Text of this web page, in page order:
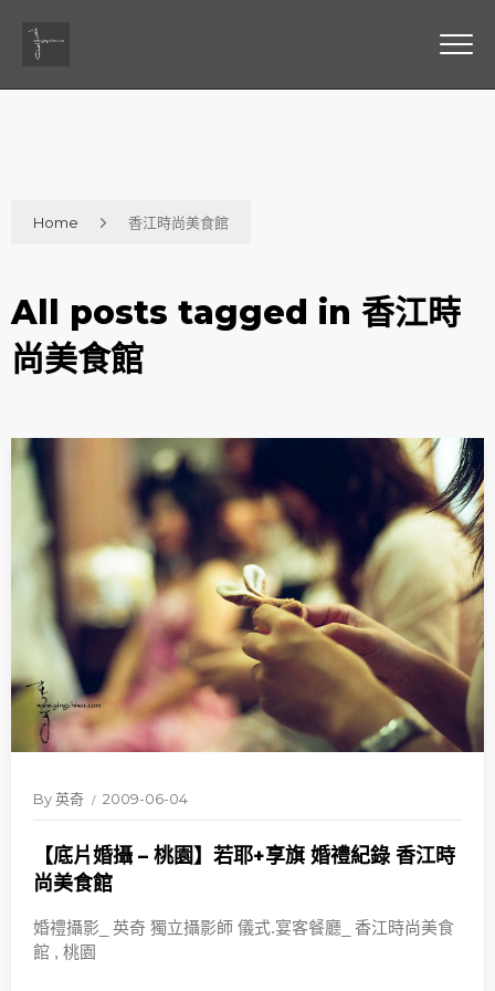
Home 香江時尚美食館
All posts tagged in 香江時
尚美食館
By英奇 2009-06-04
【底片婚攝 – 桃園】若耶+享旗 婚禮紀錄 香江時
尚美食館
婚禮攝影_ 英奇 獨立攝影師 儀式.宴客餐廳_ 香江時尚美食
館 , 桃園